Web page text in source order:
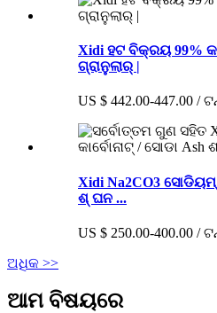
Xidi ହଟ ବିକ୍ରୟ 99%
ଗ୍ରାନୁଲାର୍ |
US $ 442.00-447.00 /
Xidi Na2CO3 ସୋଡିୟମ୍
ଶ୍ ଘନ ...
US $ 250.00-400.00 /
ଅଧିକ >>
ଆମ ବିଷୟରେ